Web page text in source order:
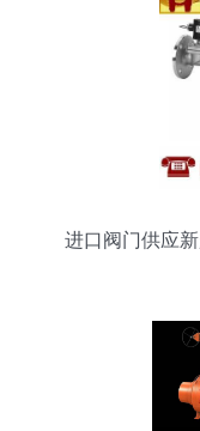
进口阀门供应